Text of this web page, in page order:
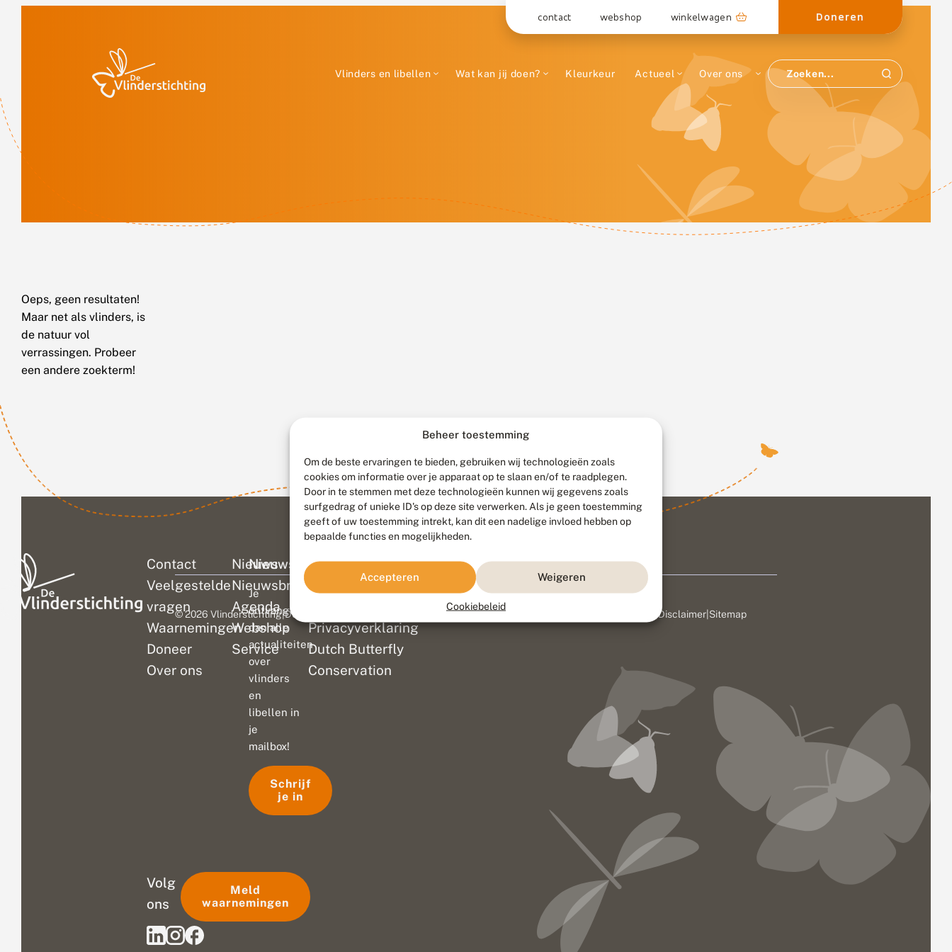
Beheer toestemming
Om de beste ervaringen te bieden, gebruiken wij technologieën zoals
cookies om informatie over je apparaat op te slaan en/of te raadplegen.
Door in te stemmen met deze technologieën kunnen wij gegevens zoals
surfgedrag of unieke ID's op deze site verwerken. Als je geen toestemming
geeft of uw toestemming intrekt, kan dit een nadelige invloed hebben op
bepaalde functies en mogelijkheden.
Accepteren Weigeren
Cookiebeleid
contact webshop winkelwagen Doneren
Vlinders en libellen Wat kan jij doen? Kleurkeur Actueel Over ons
Oeps, geen resultaten!
Maar net als vlinders, is
de natuur vol
verrassingen. Probeer
een andere zoekterm!
Contact
Veelgestelde
vragen
Waarnemingen
Doneer
Over ons
Nieuws
Nieuwsbrief
Agenda
Webshop
Service
Colofon
Disclaimer
Privacyverklaring
Dutch Butterfly
Conservation
Nieuwsbrief
Je
ontvangt
dan alle
actualiteiten
over
vlinders
en
libellen in
je
mailbox!
Schrijf
je in
Volg
ons
Meld
waarnemingen
© 2026 Vlinderstichting|Duurzaam ontwikkeld door Go2People, ontworpen door Disclaimer Sitemap